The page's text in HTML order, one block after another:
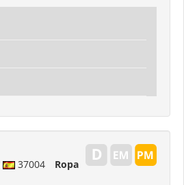
37004
Ropa